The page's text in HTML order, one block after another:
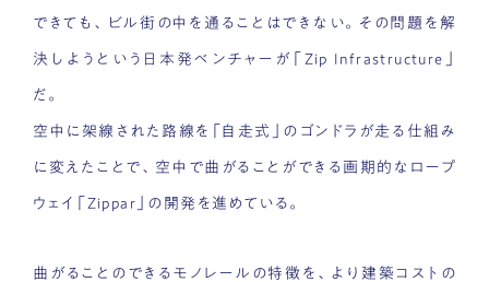
できても、ビル街の中を通ることはできない。その問題を解
決しようという日本発ベンチャーが「Zip Infrastructure」
だ。
空中に架線された路線を「自走式」のゴンドラが走る仕組み
に変えたことで、空中で曲がることができる画期的なロープ
ウェイ「Zippar」の開発を進めている。
曲がることのできるモノレールの特徴を、より建築コストの